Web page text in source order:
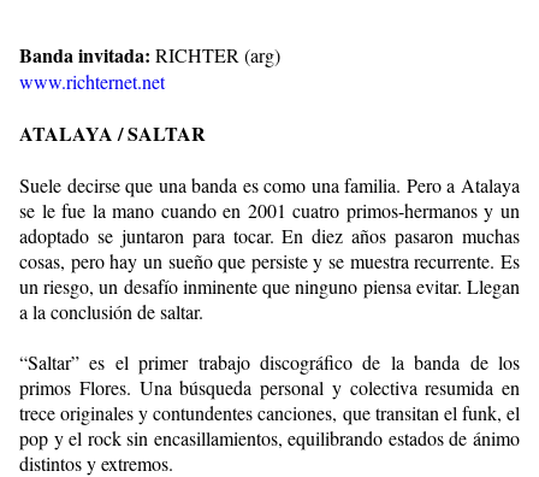
Banda invitada: RICHTER (arg)
www.richternet.net
ATALAYA / SALTAR
Suele decirse que una banda es como una familia. Pero a Atalaya
se le fue la mano cuando en 2001 cuatro primos-hermanos y un
adoptado se juntaron para tocar. En diez años pasaron muchas
cosas, pero hay un sueño que persiste y se muestra recurrente. Es
un riesgo, un desafío inminente que ninguno piensa evitar. Llegan
a la conclusión de saltar.
“Saltar” es el primer trabajo discográfico de la banda de los
primos Flores. Una búsqueda personal y colectiva resumida en
trece originales y contundentes canciones, que transitan el funk, el
pop y el rock sin encasillamientos, equilibrando estados de ánimo
distintos y extremos.